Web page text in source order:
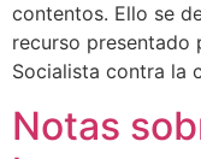
contentos. Ello se
recurso presentado
Socialista contra la
Notas